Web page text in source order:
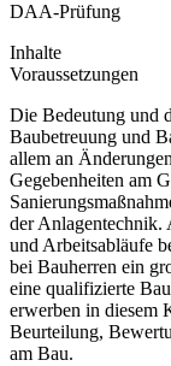
DAA-Prüfung
Inhalte
Voraussetzungen
Die Bedeutung und
Baubetreuung und
allem an
Gegebenheiten am
der Anlagentechnik.
und Arbeitsabläufe
bei Bauherren ein
eine qualifizierte
erwerben in diesem
Beurteilung,
am Bau.